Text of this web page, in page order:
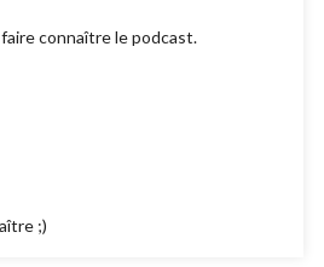
faire connaître le podcast.
;)